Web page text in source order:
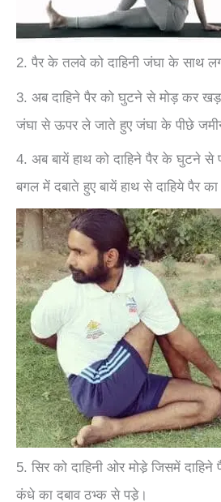
2. पैर के तलवे को दाहिनी जंघा के साथ
3. अब दाहिने पैर को घुटने से मोड़ कर
जंघा से ऊपर ले जाते हुए जंघा के पीछे
4. अब बायें हाथ को दाहिने पैर के घुटने से
बगल में दबाते हुए बायें हाथ से दाहिये पैर
5. सिर को दाहिनी ओर मोडे़ जिसमें
कंधे का दबाव ठभ्‍क से पडे़।